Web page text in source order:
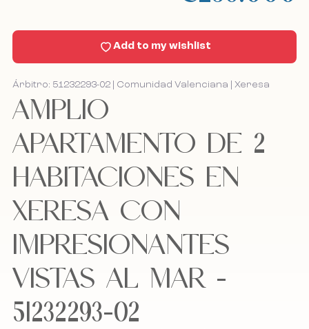
Noticias
Contacto
Acepto la política de cookies, la política de
Suscríbete a nuestro boletín.
Acepto la política de cookies, la política de
Suscríbete a nuestro boletín.
Árbitro: 51232293-02 | Comunidad Valenciana | Xeresa
AMPLIO
APARTAMENTO DE 2
HABITACIONES EN
XERESA CON
IMPRESIONANTES
VISTAS AL MAR -
51232293-02
Add to my wishlist